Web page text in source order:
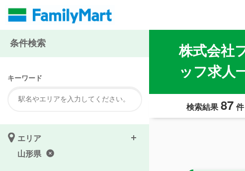
株式会社
ッフ求人
検索結果 87 件
条件検索
キーワード
エリア
山形県